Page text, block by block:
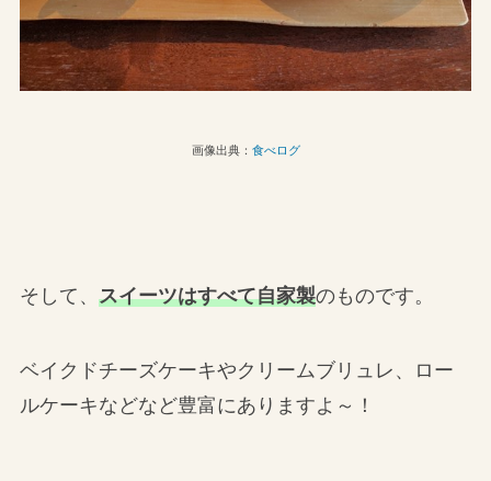
画像出典： 食べログ
そして、 スイーツはすべて自家製のものです。
ベイクドチーズケーキやクリームブリュレ、ロー
ルケーキなどなど豊富にありますよ～！